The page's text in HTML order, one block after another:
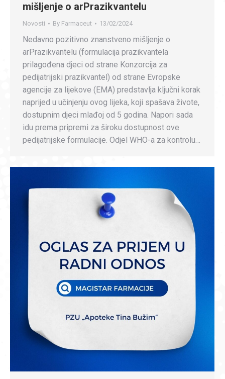
mišljenje o arPrazikvantelu
Novosti By Farmaceut 13/02/2024
Nedavno pozitivno znanstveno mišljenje o
arPrazikvantelu (formulacija prazikvantela
prilagođena djeci od strane Konzorcija za
pedijatrijski prazikvantel) od strane Evropske
agencije za lijekove (EMA) predstavlja ključni korak
naprijed u učinjenju ovog lijeka, koji spašava živote,
dostupnim djeci mlađoj od 5 godina. Napori sada
idu prema pripremi za široku dostupnost ove
pedijatrijske formulacije. Odjel WHO-a za kontrolu…